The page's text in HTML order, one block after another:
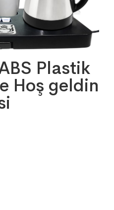
Plastik
Hoş geldin